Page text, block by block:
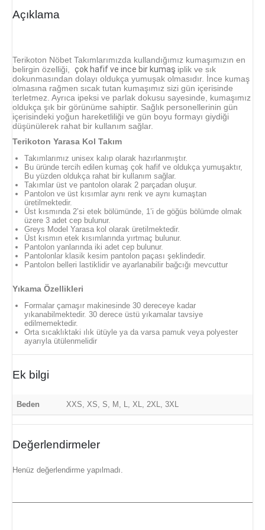
Açıklama
Terikoton Nöbet Takımlarımızda kullandığımız kumaşımızın en
belirgin özelliği, çok hafif ve ince bir kumaş iplik ve sık
dokunmasından dolayı oldukça yumuşak olmasıdır. İnce kumaş
olmasına rağmen sıcak tutan kumaşımız sizi gün içerisinde
terletmez. Ayrıca ipeksi ve parlak dokusu sayesinde, kumaşımız
oldukça şık bir görünüme sahiptir. Sağlık personellerinin gün
içerisindeki yoğun hareketliliği ve gün boyu formayı giydiği
düşünülerek rahat bir kullanım sağlar.
Terikoton Yarasa Kol Takım
Takımlarımız unisex kalıp olarak hazırlanmıştır.
Bu üründe tercih edilen kumaş çok hafif ve oldukça yumuşaktır,
Bu yüzden oldukça rahat bir kullanım sağlar.
Takımlar üst ve pantolon olarak 2 parçadan oluşur.
Pantolon ve üst kısımlar aynı renk ve aynı kumaştan
üretilmektedir.
Üst kısmında 2’si etek bölümünde, 1’i de göğüs bölümde olmak
üzere 3 adet cep bulunur.
Greys Model Yarasa kol olarak üretilmektedir.
Üst kısmın etek kısımlarında yırtmaç bulunur.
Pantolon yanlarında iki adet cep bulunur.
Pantolonlar klasik kesim pantolon paçası şeklindedir.
Pantolon belleri lastiklidir ve ayarlanabilir bağcığı mevcuttur
Yıkama Özellikleri
Formalar çamaşır makinesinde 30 dereceye kadar
yıkanabilmektedir. 30 derece üstü yıkamalar tavsiye
edilmemektedir.
Orta sıcaklıktaki ılık ütüyle ya da varsa pamuk veya polyester
ayarıyla ütülenmelidir
Ek bilgi
Beden XXS, XS, S, M, L, XL, 2XL, 3XL
Değerlendirmeler
Henüz değerlendirme yapılmadı.